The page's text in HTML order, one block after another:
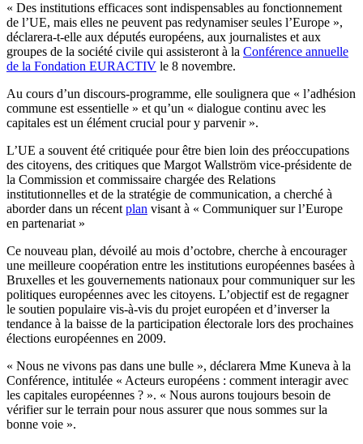
« Des institutions efficaces sont indispensables au fonctionnement
de l’UE, mais elles ne peuvent pas redynamiser seules l’Europe »,
déclarera-t-elle aux députés européens, aux journalistes et aux
groupes de la société civile qui assisteront à la Conférence annuelle
de la Fondation EURACTIV le 8 novembre.
Au cours d’un discours-programme, elle soulignera que « l’adhésion
commune est essentielle » et qu’un « dialogue continu avec les
capitales est un élément crucial pour y parvenir ».
L’UE a souvent été critiquée pour être bien loin des préoccupations
des citoyens, des critiques que Margot Wallström vice-présidente de
la Commission et commissaire chargée des Relations
institutionnelles et de la stratégie de communication, a cherché à
aborder dans un récent plan visant à « Communiquer sur l’Europe
en partenariat »
Ce nouveau plan, dévoilé au mois d’octobre, cherche à encourager
une meilleure coopération entre les institutions européennes basées à
Bruxelles et les gouvernements nationaux pour communiquer sur les
politiques européennes avec les citoyens. L’objectif est de regagner
le soutien populaire vis-à-vis du projet européen et d’inverser la
tendance à la baisse de la participation électorale lors des prochaines
élections européennes en 2009.
« Nous ne vivons pas dans une bulle », déclarera Mme Kuneva à la
Conférence, intitulée « Acteurs européens : comment interagir avec
les capitales européennes ? ». « Nous aurons toujours besoin de
vérifier sur le terrain pour nous assurer que nous sommes sur la
bonne voie ».